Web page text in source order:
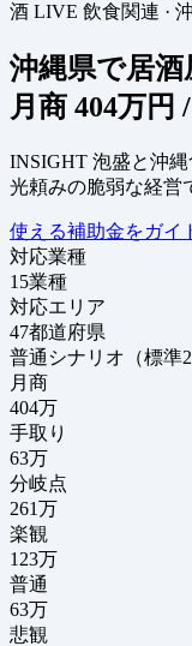
酒 LIVE 飲食関連 ·
沖縄県で居酒
月商 404万円
INSIGHT 泡盛と沖
光頼みの脆弱な経営
使える補助金をガイ
対応業種
15業種
対応エリア
47都道府県
普通シナリオ（標準
月商
404万
手取り
63万
分岐点
261万
楽観
123万
普通
63万
悲観